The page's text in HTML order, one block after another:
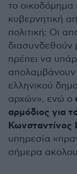
το οικοδόμημα
κυβερνητική
πολιτική: Οι
διασυνδεθούν
πρέπει να
απολαμβάνουν
ελληνικού
αρχών», ενώ ο
αρμόδιος για
Κωνσταντίνος
υπηρεσία
σήμερα